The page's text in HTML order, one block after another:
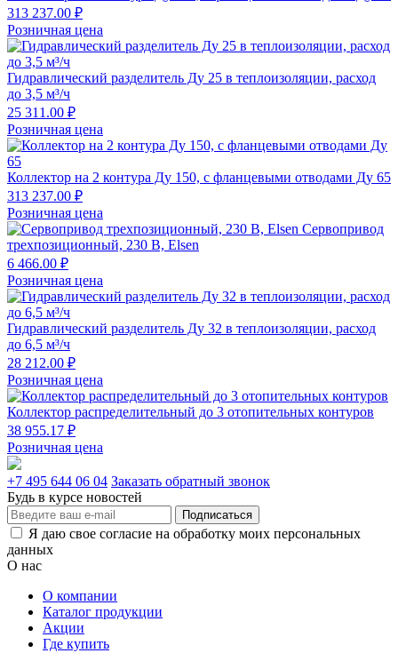
313 237.00 ₽
Розничная цена
Гидравлический разделитель Ду 25 в теплоизоляции, расход
до 3,5 м³/ч
25 311.00 ₽
Розничная цена
Коллектор на 2 контура Ду 150, с фланцевыми отводами Ду 65
313 237.00 ₽
Розничная цена
Сервопривод
трехпозиционный, 230 В, Elsen
6 466.00 ₽
Розничная цена
Гидравлический разделитель Ду 32 в теплоизоляции, расход
до 6,5 м³/ч
28 212.00 ₽
Розничная цена
Коллектор распределительный до 3 отопительных контуров
38 955.17 ₽
Розничная цена
+7 495 644 06 04 Заказать обратный звонок
Будь в курсе новостей
Подписаться
Я даю свое согласие на обработку моих персональных
данных
О нас
О компании
Каталог продукции
Акции
Где купить